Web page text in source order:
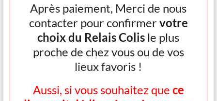
Après paiement, Merci de nous
contacter pour confirmer votre
choix du Relais Colis le plus
proche de chez vous ou de vos
lieux favoris !
Aussi, si vous souhaitez que ce